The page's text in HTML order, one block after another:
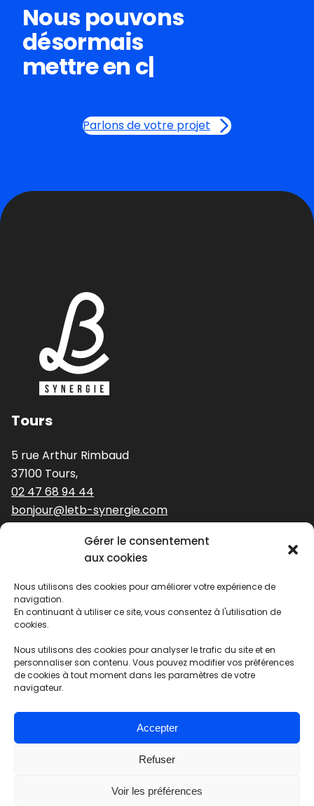
Gérer le consentement
aux cookies
Nous utilisons des cookies pour améliorer votre expérience de
navigation.
En continuant à utiliser ce site, vous consentez à l'utilisation de
cookies.
Nous utilisons des cookies pour analyser le trafic du site et en
personnaliser son contenu. Vous pouvez modifier vos préférences
de cookies à tout moment dans les paramètres de votre
navigateur.
Accepter
Refuser
Voir les préférences
Tours
5 rue Arthur Rimbaud
37100 Tours,
02 47 68 94 44
bonjour@letb-synergie.com
Nos expertises
Stratégie et identité de marque
Identité visuelle
Digital
Édition
Solutions évènementielles
Mentions légales-Politique de confidentialité
Nous pouvons
désormais
mettre en commun ?
Parlons de votre projet